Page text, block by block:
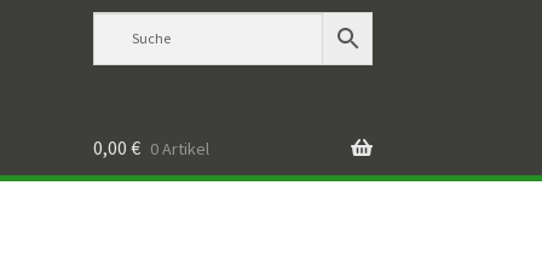
0,00 € 0 Artikel